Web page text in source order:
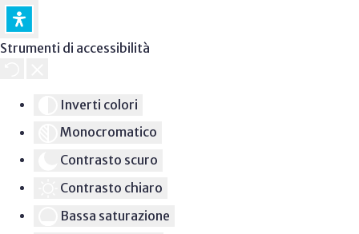
Strumenti di accessibilità
Inverti colori
Monocromatico
Contrasto scuro
Contrasto chiaro
Bassa saturazione